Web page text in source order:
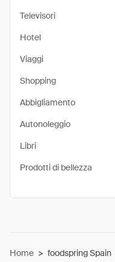
Televisori
Hotel
Viaggi
Shopping
Abbigliamento
Autonoleggio
Libri
Prodotti di bellezza
Home > foodspring Spain